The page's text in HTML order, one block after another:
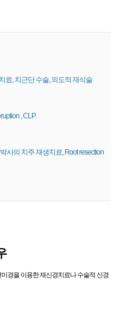
료, 치근단 수술, 의도적 재식술
, CLP
사의 치주 재생치료, Root resection
경을 이용한 재신경치료나 수술적 신경